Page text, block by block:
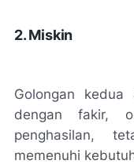
2. Miskin
Golongan kedua
dengan fakir,
penghasilan,
memenuhi